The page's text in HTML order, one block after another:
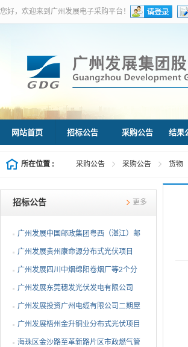
您好，欢迎来到广州发展电子采购平台！
网站首页 招标公告 采购公告 结果
所在位置 : 采购公告 采购公告 货物
招标公告 更多
广州发展中国邮政集团粤西（湛江）邮
件处理中心等3个分布...
广州发展贵州康命源分布式光伏项目
EPC总承包（第二次招标...
广州发展四川中烟绵阳卷烟厂等2个分
布式光伏项目EPC总承包...
广州发展东莞穗发光伏发电有限公司
（广州港新沙港务有限公...
广州发展投资广州电缆有限公司二期屋
顶分布式光伏项目EPC...
广州发展梧州金升铜业分布式光伏项目
EPC总承包招标公告
海珠区金沙路至革新路片区市政燃气管